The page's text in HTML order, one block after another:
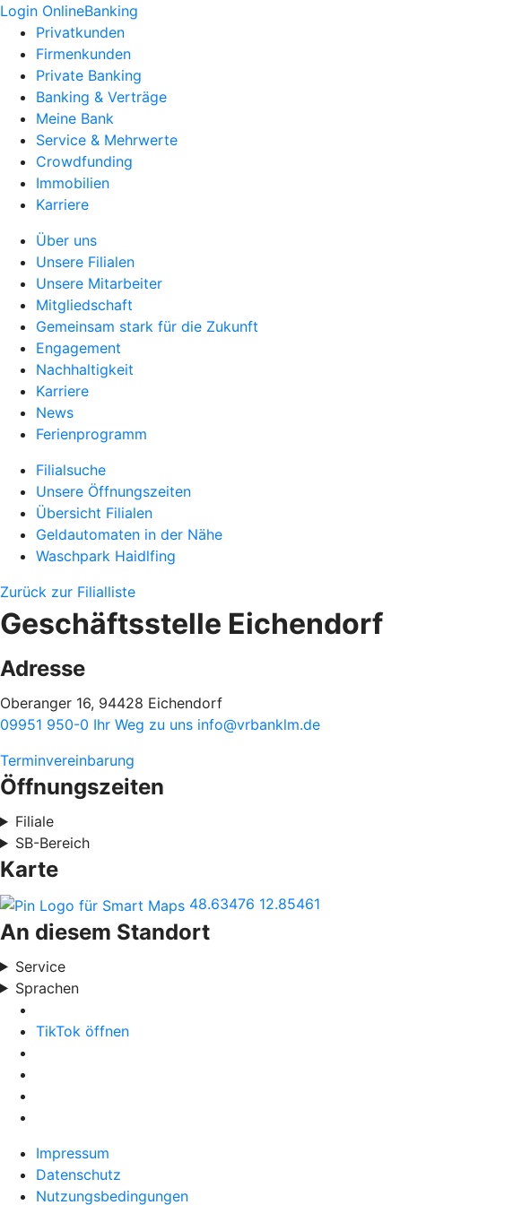
Login OnlineBanking
Privatkunden
Firmenkunden
Private Banking
Banking & Verträge
Meine Bank
Service & Mehrwerte
Crowdfunding
Immobilien
Karriere
Über uns
Unsere Filialen
Unsere Mitarbeiter
Mitgliedschaft
Gemeinsam stark für die Zukunft
Engagement
Nachhaltigkeit
Karriere
News
Ferienprogramm
Filialsuche
Unsere Öffnungszeiten
Übersicht Filialen
Geldautomaten in der Nähe
Waschpark Haidlfing
Zurück zur Filialliste
Geschäftsstelle Eichendorf
Adresse
Oberanger 16, 94428 Eichendorf
09951 950-0 Ihr Weg zu uns info@vrbanklm.de
Terminvereinbarung
Öffnungszeiten
Filiale
SB-Bereich
Karte
48.63476 12.85461
An diesem Standort
Service
Sprachen
TikTok öffnen
Impressum
Datenschutz
Nutzungsbedingungen